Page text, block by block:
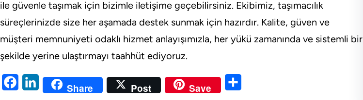
ile güvenle taşımak için bizimle iletişime geçebilirsiniz. Ekibimiz, taşımacılık
süreçlerinizde size her aşamada destek sunmak için hazırdır. Kalite, güven ve
müşteri memnuniyeti odaklı hizmet anlayışımızla, her yükü zamanında ve sistemli bir
şekilde yerine ulaştırmayı taahhüt ediyoruz.
Share Post Save